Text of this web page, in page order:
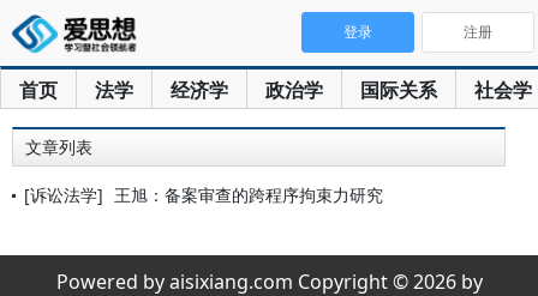
首页 法学 经济学 政治学 国际关系 社会学
登录 注册
文章列表
[诉讼法学] 王旭：备案审查的跨程序拘束力研究
Powered by aisixiang.com Copyright © 2026 by